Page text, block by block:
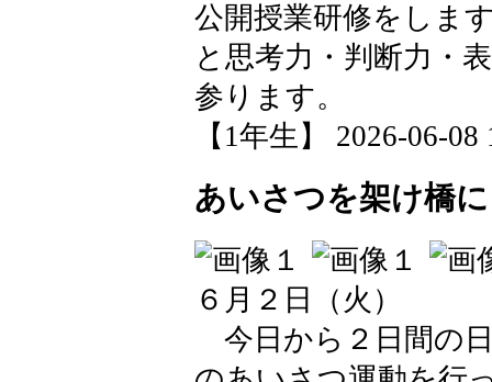
公開授業研修をしま
と思考力・判断力・
参ります。
【1年生】 2026-06-08
あいさつを架け橋
６月２日（火）
今日から２日間の